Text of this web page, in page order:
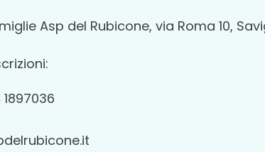
Asp del Rubicone, via Roma 10,